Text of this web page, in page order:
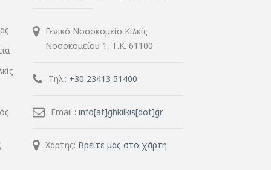
Γενικό Νοσοκομείο Κιλκίς
Νοσοκομείου 1, Τ.Κ. 61100
Τηλ.: +30 23413 51400
Email : info[at]ghkilkis[dot]gr
Χάρτης: Βρείτε μας στο χάρτη